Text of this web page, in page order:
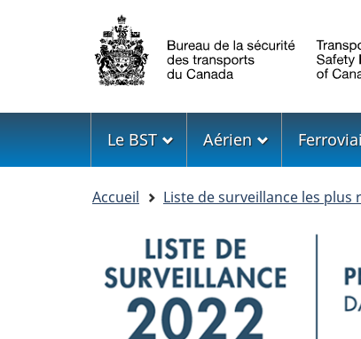
Sélection
de
la
langue
Menu
Le BST Aérien
Accueil Liste de surveillance les plus
Image